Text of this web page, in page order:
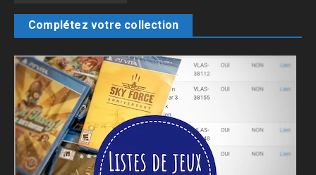
Complétez votre collection